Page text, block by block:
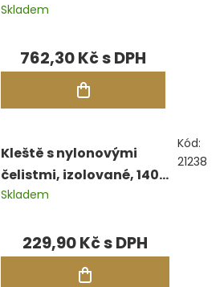
vyměnitelnými čelistmi
Skladem
762,30 Kč
Kleště s nylonovými
čelistmi, izolované, 140
mm
Skladem
229,90 Kč
Kód:
21238